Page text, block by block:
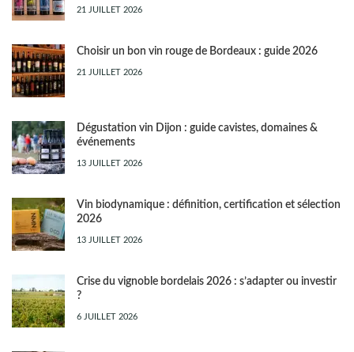
21 JUILLET 2026
Choisir un bon vin rouge de Bordeaux : guide 2026
21 JUILLET 2026
Dégustation vin Dijon : guide cavistes, domaines &
événements
13 JUILLET 2026
Vin biodynamique : définition, certification et sélection
2026
13 JUILLET 2026
Crise du vignoble bordelais 2026 : s’adapter ou investir
?
6 JUILLET 2026